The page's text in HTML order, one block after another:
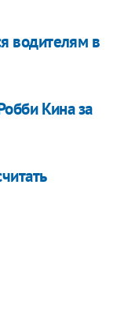
водителям в
Кина за